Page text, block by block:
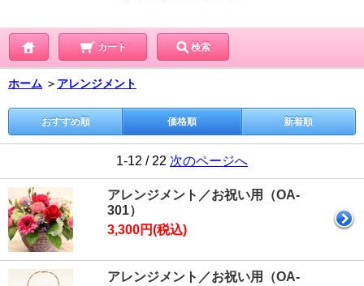
カート 検索
ホーム ＞ アレンジメント
おすすめ順 価格順 新着順
1-12 / 22 次のページへ
アレンジメント／お祝い用（OA-
301）
3,300円(税込)
アレンジメント／お祝い用（OA-